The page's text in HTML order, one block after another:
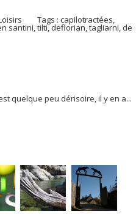
Tags :capilotractées,
santini,tilti,deflorian,tagliarni, de
quelque peu dérisoire, il y en a...